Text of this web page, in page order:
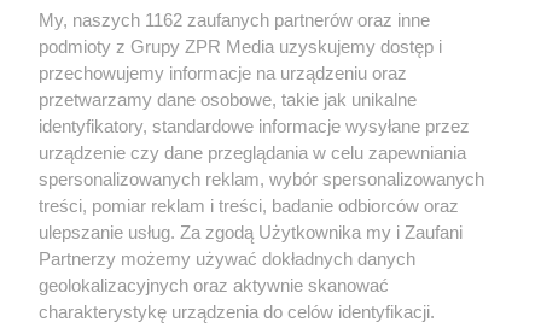
Żaden utwór zamieszczony w serwisie nie może być powielany i
rozpowszechniany lub dalej rozpowszechniany w jakikolwiek sposób
(w tym także elektroniczny lub mechaniczny) na jakimkolwiek polu
eksploatacji w jakiejkolwiek formie, włącznie z umieszczaniem w
Internecie bez pisemnej zgody właściciela praw. Jakiekolwiek użycie
lub wykorzystanie utworów w całości lub w części z naruszeniem
prawa, tzn. bez właściwej zgody, jest zabronione pod groźbą kary i
może być ścigane prawnie.
O nas
My, naszych 1162 zaufanych partnerów oraz inne
podmioty z Grupy ZPR Media uzyskujemy dostęp i
przechowujemy informacje na urządzeniu oraz
przetwarzamy dane osobowe, takie jak unikalne
identyfikatory, standardowe informacje wysyłane przez
urządzenie czy dane przeglądania w celu zapewniania
spersonalizowanych reklam, wybór spersonalizowanych
treści, pomiar reklam i treści, badanie odbiorców oraz
ulepszanie usług. Za zgodą Użytkownika my i Zaufani
Partnerzy możemy używać dokładnych danych
geolokalizacyjnych oraz aktywnie skanować
charakterystykę urządzenia do celów identyfikacji.